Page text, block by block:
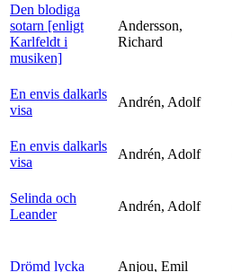
Den blodiga
sotarn [enligt
Karlfeldt i
musiken]
Andersson,
Richard
En envis dalkarls
visa
Andrén, Adolf
En envis dalkarls
visa
Andrén, Adolf
Selinda och
Leander
Andrén, Adolf
Drömd lycka Anjou, Emil